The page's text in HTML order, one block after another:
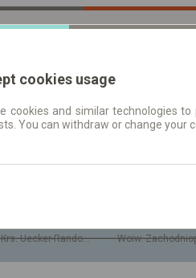
Fahrplandaten |
Uecker-Randow, Gem. Ueckermünde
Woiw.
cookies usage
cookies and similar technologies
You can withdraw or change